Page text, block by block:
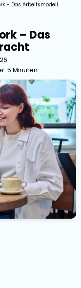
– Das Arbeitsmodell
– Das
5 Minuten